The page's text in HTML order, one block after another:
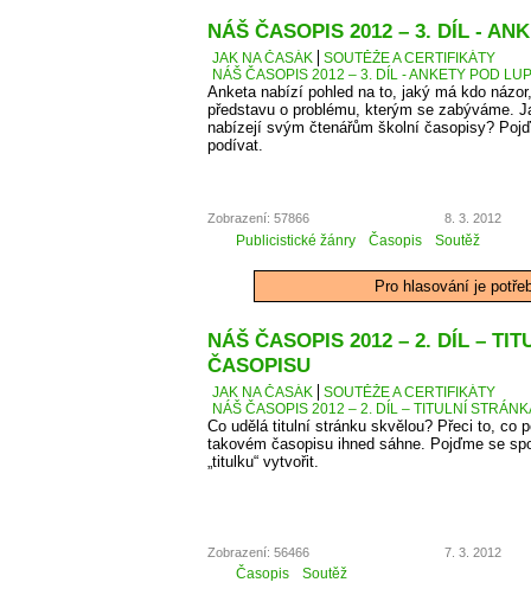
NÁŠ ČASOPIS 2012 – 3. DÍL -
JAK NA ČASÁK
SOUTĚŽE A CERTIFIKÁTY
NÁŠ ČASOPIS 2012 – 3. DÍL - ANKETY POD
Anketa nabízí pohled na to, jaký má kdo
představu o problému, kterým se zabýváme.
nabízejí svým čtenářům školní časopisy?
podívat.
Zobrazení: 57866 8. 3. 2012
Publicistické žánry Časopis Soutěž
Pro hlasování je
NÁŠ ČASOPIS 2012 – 2. DÍL –
ČASOPISU
JAK NA ČASÁK
SOUTĚŽE A CERTIFIKÁTY
NÁŠ ČASOPIS 2012 – 2. DÍL – TITULNÍ
Co udělá titulní stránku skvělou? Přeci to, co
takovém časopisu ihned sáhne. Pojďme se
„titulku“ vytvořit.
Zobrazení: 56466 7. 3. 2012
Časopis Soutěž